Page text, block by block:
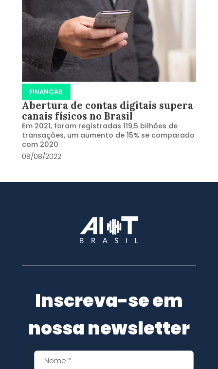
FINANÇAS
Abertura de contas digitais supera
canais físicos no Brasil
Em 2021, foram registradas 119,5 bilhões de
transações, um aumento de 15% se comparado
com 2020
08/08/2022
Inscreva-se em
nossa newsletter